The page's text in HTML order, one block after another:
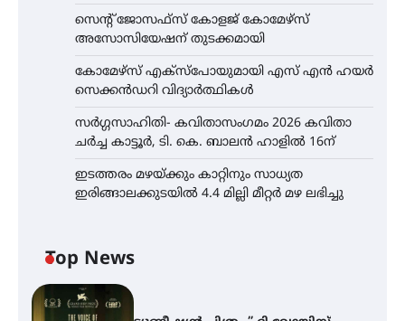
സെന്റ് ജോസഫ്സ് കോളജ് കോമേഴ്‌സ്
അസോസിയേഷന് തുടക്കമായി
കോമേഴ്സ് എക്സ്പോയുമായി എസ് എൻ ഹയർ
സെക്കൻഡറി വിദ്യാർത്ഥികൾ
സർഗ്ഗസാഹിതി- കവിതാസംഗമം 2026 കവിതാ
ചർച്ച കാട്ടൂർ, ടി. കെ. ബാലൻ ഹാളിൽ 16ന്
ഇടത്തരം മഴയ്ക്കും കാറ്റിനും സാധ്യത
ഇരിങ്ങാലക്കുടയിൽ 4.4 മില്ലി മീറ്റർ മഴ ലഭിച്ചു
Top News